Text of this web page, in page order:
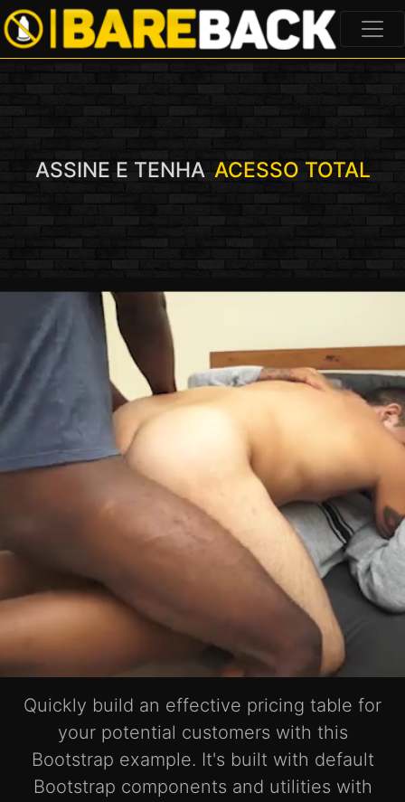
ASSINE E TENHA ACESSO TOTAL
Quickly build an effective pricing table for
your potential customers with this
Bootstrap example. It's built with default
Bootstrap components and utilities with